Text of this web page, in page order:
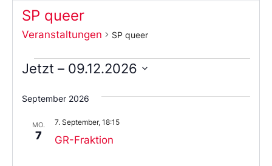
SP queer
Veranstaltungen SP queer
Jetzt – 09.12.2026
Sie
das
aus.
September 2026
MO.
7 GR-Fraktion
7. September, 18:15